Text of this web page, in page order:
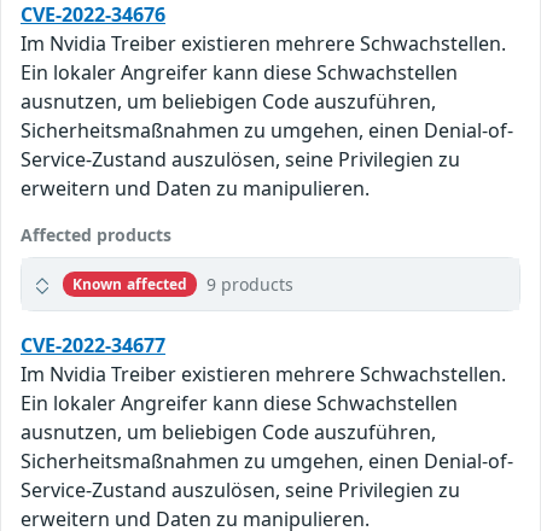
CVE-2022-34676
Im Nvidia Treiber existieren mehrere Schwachstellen.
Ein lokaler Angreifer kann diese Schwachstellen
ausnutzen, um beliebigen Code auszuführen,
Sicherheitsmaßnahmen zu umgehen, einen Denial-of-
Service-Zustand auszulösen, seine Privilegien zu
erweitern und Daten zu manipulieren.
Affected products
Known affected 9 products
CVE-2022-34677
Im Nvidia Treiber existieren mehrere Schwachstellen.
Ein lokaler Angreifer kann diese Schwachstellen
ausnutzen, um beliebigen Code auszuführen,
Sicherheitsmaßnahmen zu umgehen, einen Denial-of-
Service-Zustand auszulösen, seine Privilegien zu
erweitern und Daten zu manipulieren.